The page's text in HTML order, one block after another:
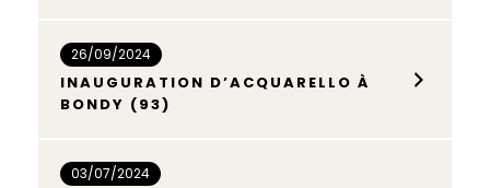
26/09/2024
INAUGURATION D’ACQUARELLO À
BONDY (93)
03/07/2024